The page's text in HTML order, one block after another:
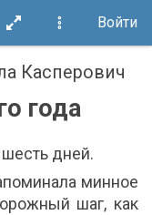
Войти
Касперович
года
дней.
минное
шаг, как